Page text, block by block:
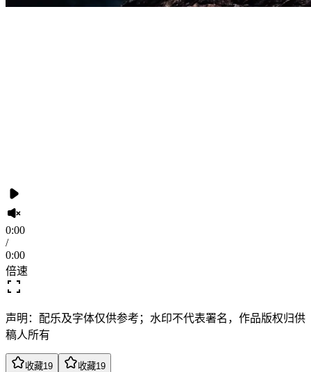
0:00
/
0:00
倍速
声明：配乐及字体仅供参考；水印不代表署名，作品版权归供
稿人所有
收藏19 收藏19